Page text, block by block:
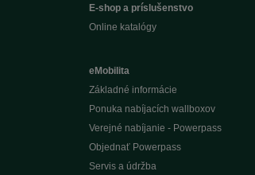
E-shop a príslušenstvo
Online katalógy
eMobilita
Základné informácie
Ponuka nabíjacích wallboxov
Verejné nabíjanie - Powerpass
Objednať Powerpass
Servis a údržba